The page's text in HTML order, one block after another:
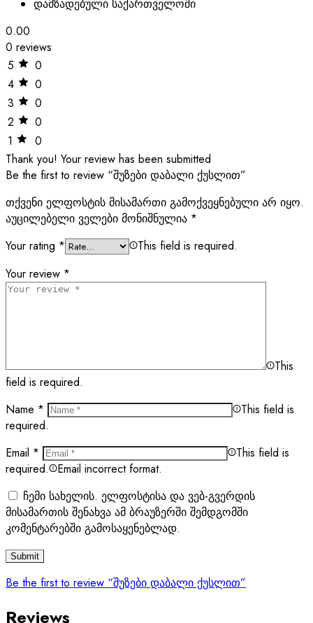
დამზადებული საქართველოში
0.00
0 reviews
5
0
4
0
3
0
2
0
1
0
Thank you! Your review has been submitted
Be the first to review “შუზები დაბალი ქუსლით”
თქვენი ელფოსტის მისამართი გამოქვეყნებული არ იყო.
აუცილებელი ველები მონიშნულია *
Your rating *
This field is required.
Your review *
This
field is required.
Name *
This field is
required.
Email *
This field is
required.
Email incorrect format.
ჩემი სახელის. ელფოსტისა და ვებ-გვერდის
მისამართის შენახვა ამ ბრაუზერში შემდგომში
კომენტარებში გამოსაყენებლად.
Be the first to review “შუზები დაბალი ქუსლით”
Reviews